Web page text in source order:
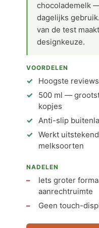
chocolademelk
dagelijks
van de test
designkeuze.
VOORDELEN
Hoogste
500 ml —
kopjes
Anti-slip
Werkt
melksoorten
NADELEN
Iets groter
aanrechtruimte
Geen touch-